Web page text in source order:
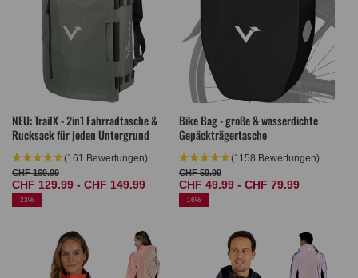
NEU: TrailX - 2in1 Fahrradtasche &
Rucksack für jeden Untergrund
(161 Bewertungen)
Normaler
Preis
CHF 169.99
Verkaufspreis
CHF 129.99 - CHF 149.99
23%
Bike Bag - große & wasserdichte
Gepäckträgertasche
(1158 Bewertungen)
Normaler
Preis
CHF 59.99
Verkaufspreis
CHF 49.99 - CHF 79.99
16%